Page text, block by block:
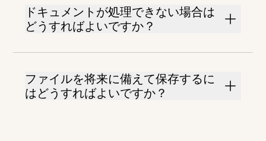
ドキュメントが処理できない場合は
どうすればよいですか？
ファイルを将来に備えて保存するに
はどうすればよいですか？